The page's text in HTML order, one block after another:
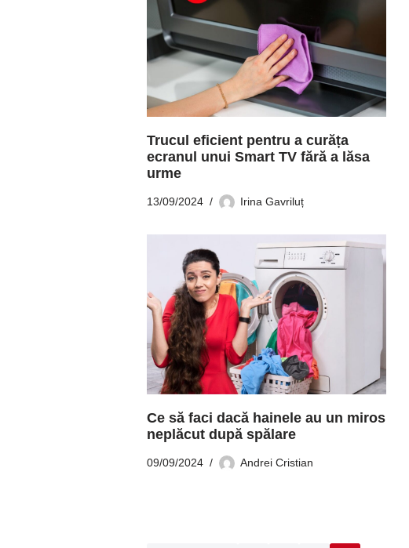
Trucul eficient pentru a curăța
ecranul unui Smart TV fără a lăsa
urme
13/09/2024 Irina Gavriluț
Ce să faci dacă hainele au un miros
neplăcut după spălare
09/09/2024 Andrei Cristian